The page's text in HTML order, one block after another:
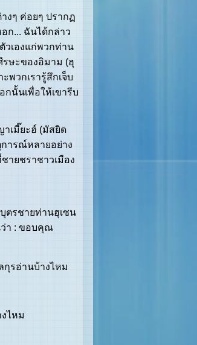
งๆ ค่อยๆ ปรากฏ
ก... ฉันได้กล่าว
เองแก่พวกท่าน
ษะของอิมาม (ฮุ
พวกเรารู้สึกเจ็บ
นั้นเพื่อให้เขารีบ
เมี๊ยะฮ์ (มัสยิด
ารณ์หลายอย่าง
ายชราชาวเมือง
ตรชายท่านฮุเซน
ว่า : ขอบคุณ
รอ่านบ้างไหม
ไหม